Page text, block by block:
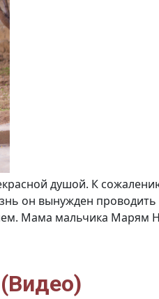
душой. К
он вынужден
Мама мальчика Марям